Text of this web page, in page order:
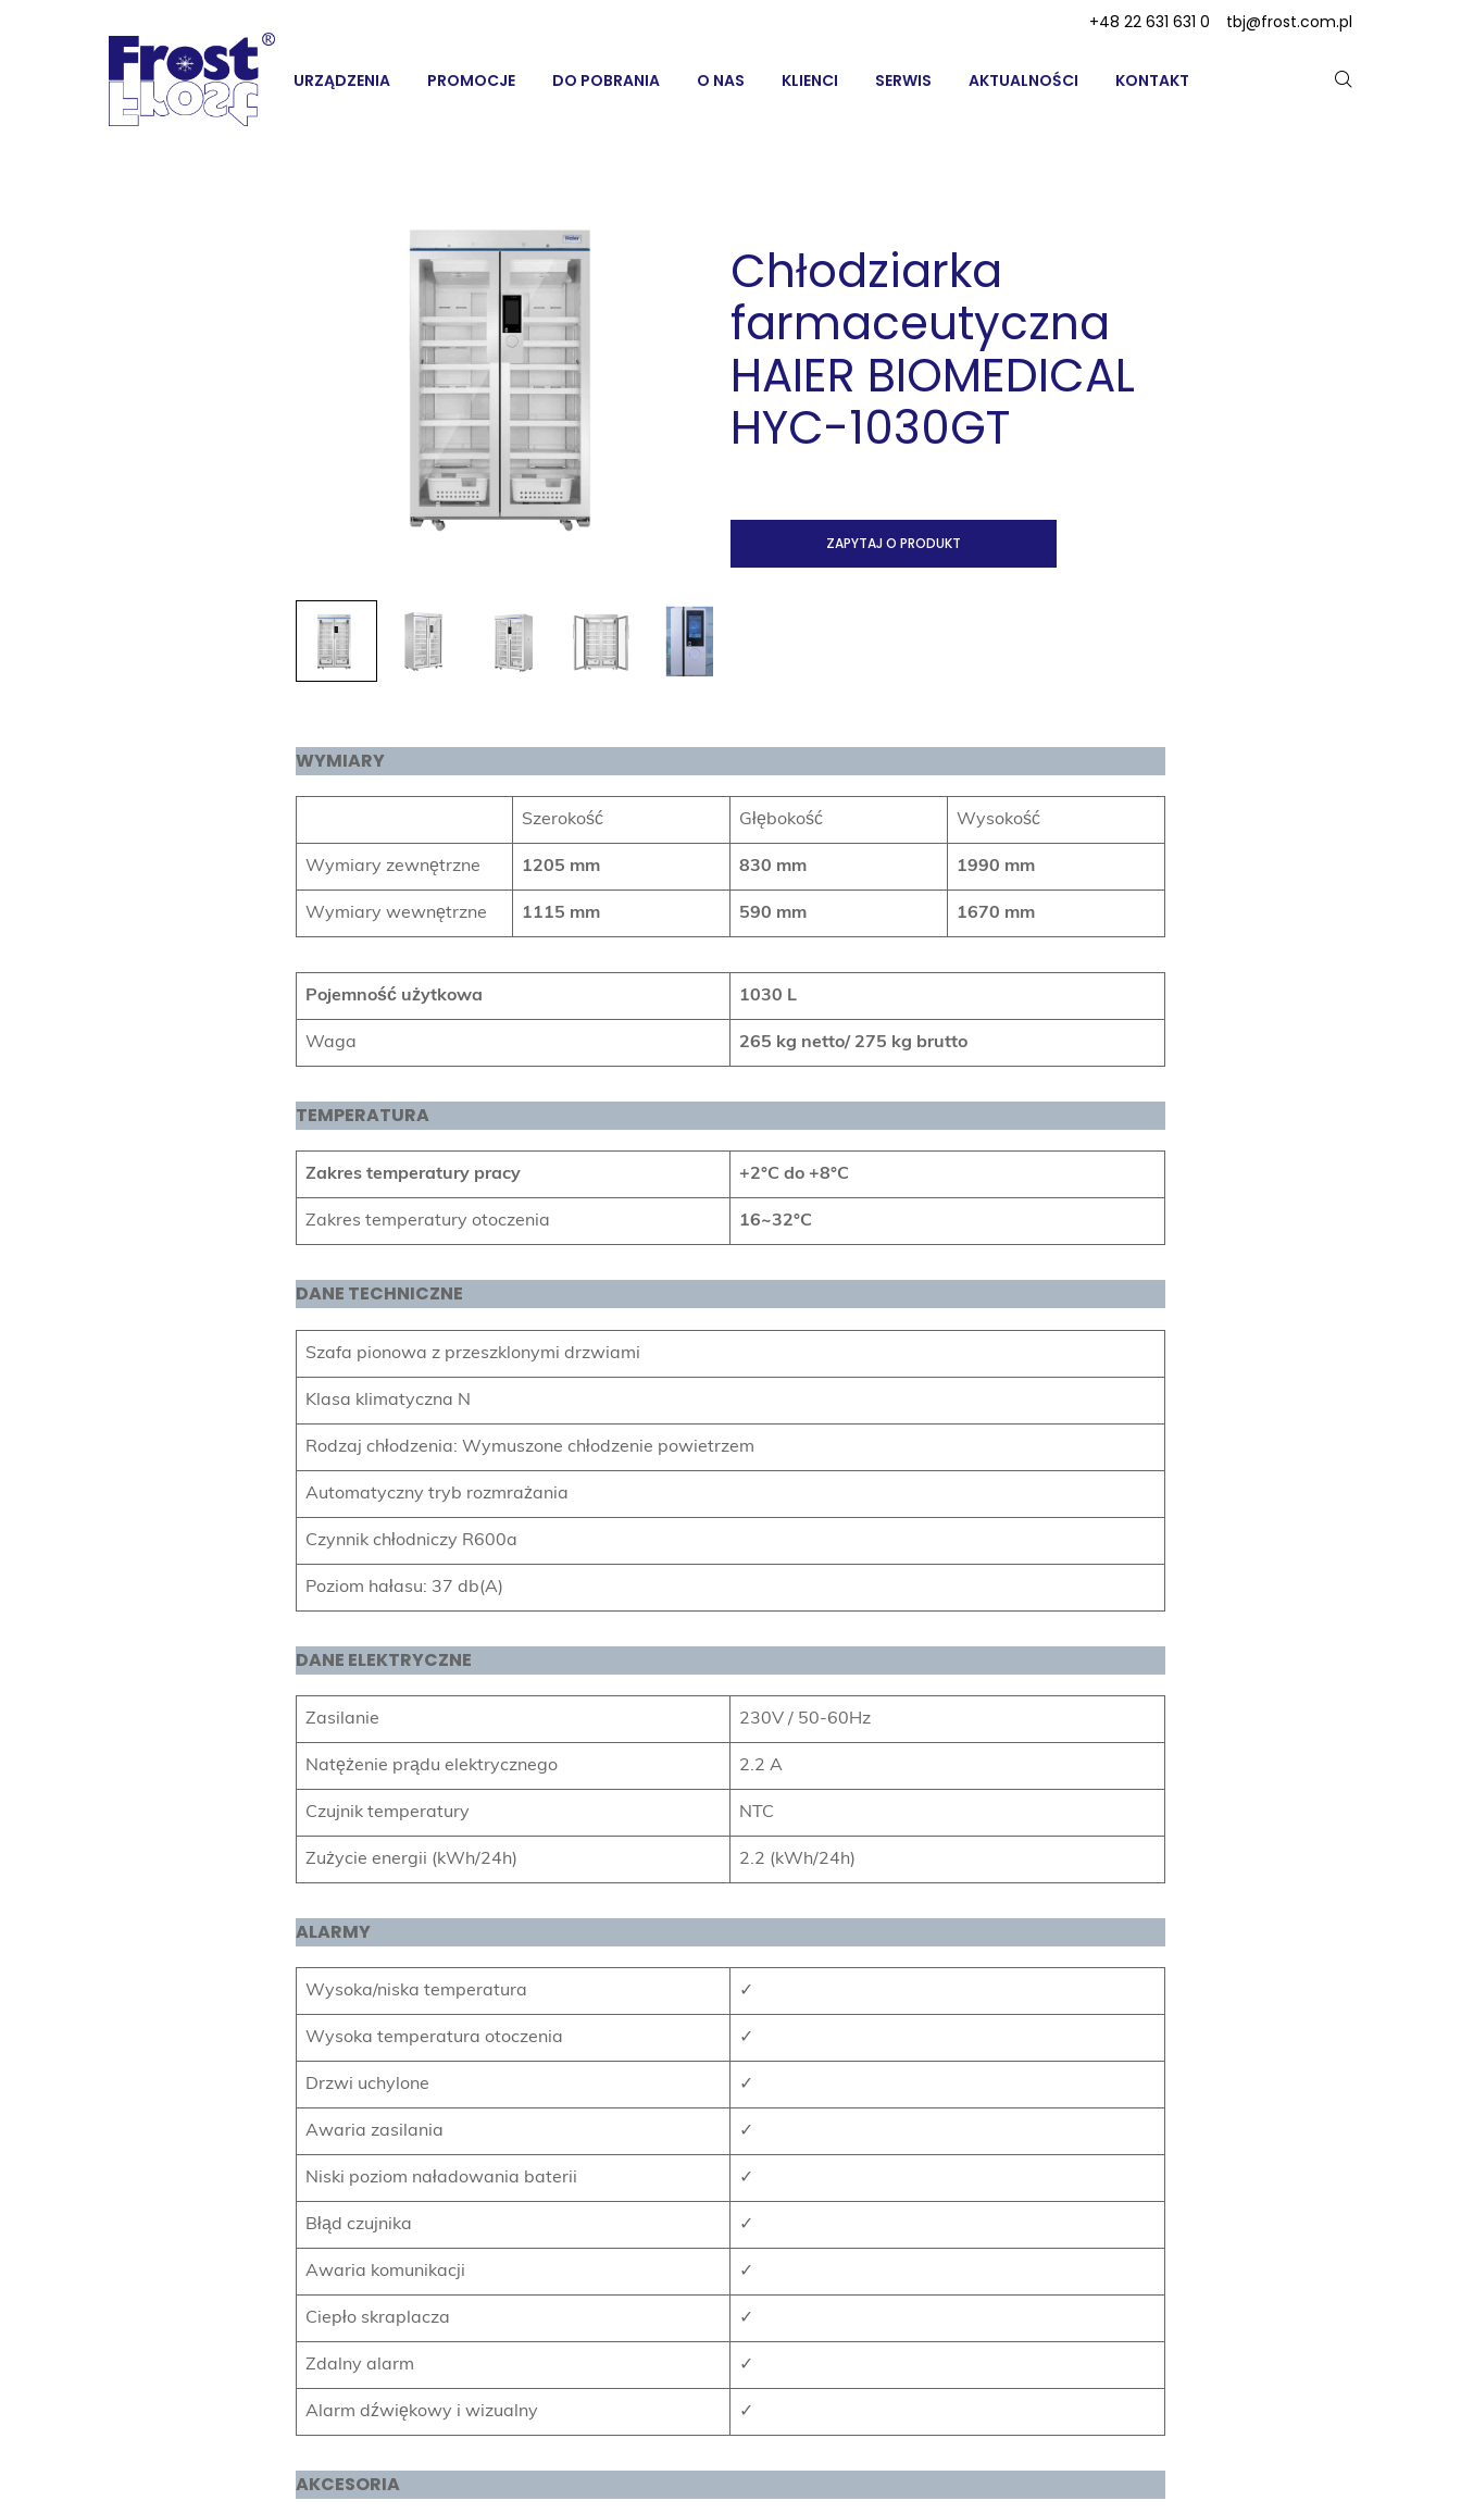
URZĄDZENIA PROMOCJE DO POBRANIA O NAS KLIENCI SERWIS AKTUALNOŚCI KONTAKT
+48 22 631 631 0 tbj@frost.com.pl
Chłodziarka
farmaceutyczna
HAIER BIOMEDICAL
HYC-1030GT
ZAPYTAJ O PRODUKT
WYMIARY
Szerokość Głębokość Wysokość
Wymiary zewnętrzne 1205 mm 830 mm 1990 mm
Wymiary wewnętrzne 1115 mm 590 mm 1670 mm
Pojemność użytkowa 1030 L
Waga 265 kg netto/ 275 kg brutto
TEMPERATURA
Zakres temperatury pracy +2°C do +8°C
Zakres temperatury otoczenia 16~32°C
DANE TECHNICZNE
Szafa pionowa z przeszklonymi drzwiami
Klasa klimatyczna N
Rodzaj chłodzenia: Wymuszone chłodzenie powietrzem
Automatyczny tryb rozmrażania
Czynnik chłodniczy R600a
Poziom hałasu: 37 db(A)
DANE ELEKTRYCZNE
Zasilanie 230V / 50-60Hz
Natężenie prądu elektrycznego 2.2 A
Czujnik temperatury NTC
Zużycie energii (kWh/24h) 2.2 (kWh/24h)
ALARMY
Wysoka/niska temperatura ✓
Wysoka temperatura otoczenia ✓
Drzwi uchylone ✓
Awaria zasilania ✓
Niski poziom naładowania baterii ✓
Błąd czujnika ✓
Awaria komunikacji ✓
Ciepło skraplacza ✓
Zdalny alarm ✓
Alarm dźwiękowy i wizualny ✓
AKCESORIA